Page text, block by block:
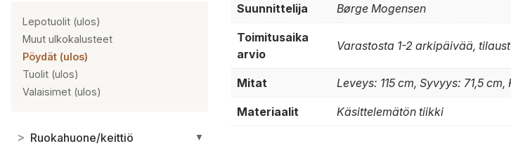
Lepotuolit (ulos)
Muut ulkokalusteet
Pöydät (ulos)
Tuolit (ulos)
Valaisimet (ulos)
> Ruokahuone/keittiö ▼
Suunnittelija Børge Mogensen
Toimitusaika
arvio
Varastosta 1-2 arkipäivää,
Mitat Leveys: 115 cm, Syvyys: 71,5
Materiaalit Käsittelemätön tiikki